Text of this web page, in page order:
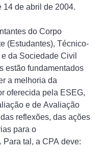
14 de abril de 2004.
do Corpo
(Estudantes), Técnico-
da Sociedade Civil
estão fundamentados
a melhoria da
oferecida pela ESEG,
e de Avaliação
reflexões, das ações
para o
tal, a CPA deve: